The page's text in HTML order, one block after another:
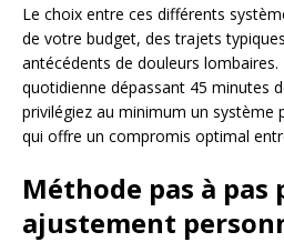
Le choix entre ces différents
de votre budget, des trajets
antécédents de douleurs
quotidienne dépassant 45 minutes
privilégiez au minimum un système
qui offre un compromis optimal
Méthode pas à pas
ajustement